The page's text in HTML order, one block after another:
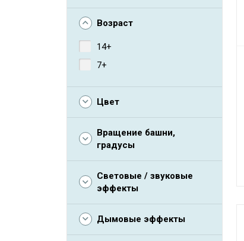
Возраст
14+
7+
Цвет
Вращение башни,
градусы
Световые / звуковые
эффекты
Дымовые эффекты